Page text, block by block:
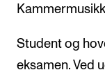
Student og
eksamen. Ved